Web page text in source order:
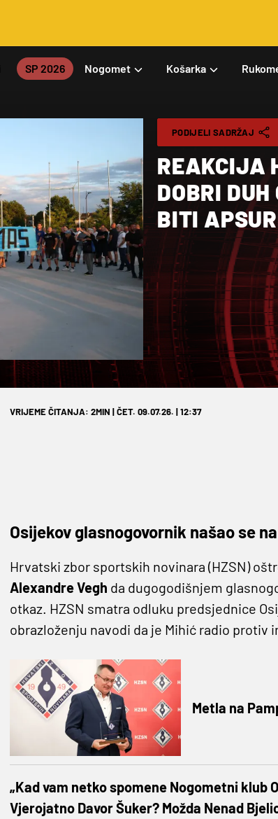
SP 2026 Nogomet Košarka
PODIJELI SADRŽAJ
REAKCIJA
DOBRI
BITI
VRIJEME ČITANJA: 2MIN | ČET. 09.07.26. | 12:37
Osijekov glasnogovornik našao se
Hrvatski zbor sportskih novinara (HZSN)
Alexandre Vegh da dugogodišnjem
otkaz. HZSN smatra odluku predsjednice
obrazloženju navodi da je Mihić radio protiv
Metla na
„Kad vam netko spomene Nogometni klub
Vjerojatno Davor Šuker? Možda Nenad